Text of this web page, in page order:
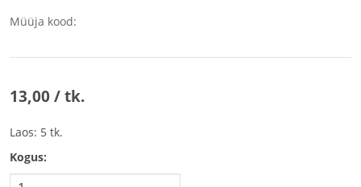
Müüja kood:
13,00 / tk.
Laos: 5 tk.
Kogus: